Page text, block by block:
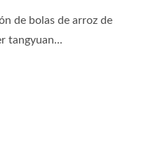
de bolas de arroz de
tangyuan...